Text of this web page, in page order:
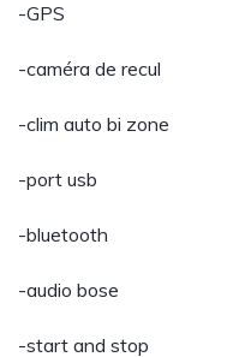
-GPS
-caméra de recul
-clim auto bi zone
-port usb
-bluetooth
-audio bose
-start and stop